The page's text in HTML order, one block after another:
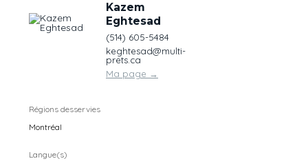
Kazem
Eghtesad
(514) 605-5484
keghtesad@multi-
prets.ca
Ma page →
Régions desservies
Montréal
Langue(s)